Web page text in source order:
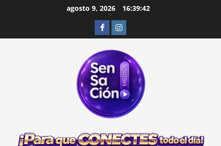
agosto 9, 2026 16:39:43
FacebookInstagram